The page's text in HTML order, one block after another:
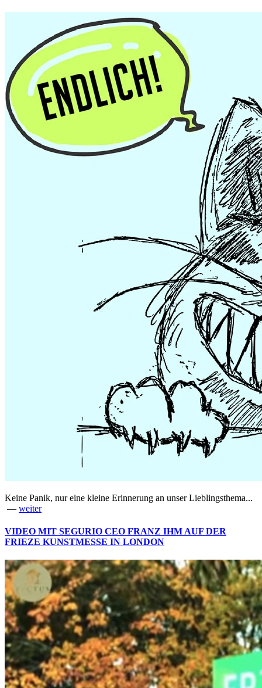
Keine Panik, nur eine kleine Erinnerung an unser Lieblingsthema...
— weiter
VIDEO MIT SEGURIO CEO FRANZ IHM AUF DER
FRIEZE KUNSTMESSE IN LONDON